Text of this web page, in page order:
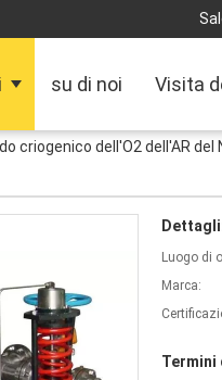
su di noi Visita
criogenico dell'O2 dell'AR del
Luogo di
Marca:
Termini